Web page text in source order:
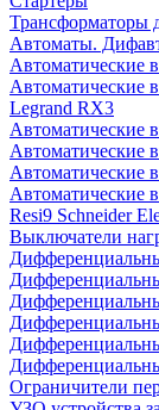
Трансформаторы
Автоматы.
Автоматические
Автоматические
Legrand RX3
Автоматические
Автоматические
Автоматические
Автоматические
Resi9 Schneider
Выключатели
Ограничители